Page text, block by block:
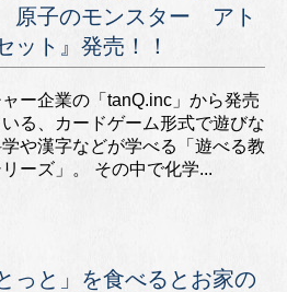
原子のモンスター アト
ット』発売！！
ー企業の「tanQ.inc」から発売
る、カードゲーム形式で遊びな
や漢字などが学べる「遊べる教
ーズ」。 その中で化学...
っと」を食べるとお家の